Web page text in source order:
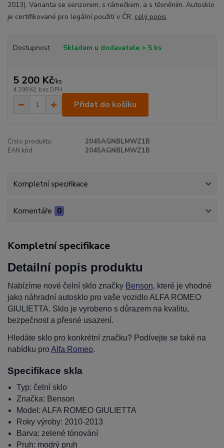
2013). Varianta se senzorem, s rámečkem, a s těsněním. Autosklo
je certifikované pro legální použití v ČR. celý popis
Dostupnost Skladem u dodavatele > 5 ks
5 200 Kč/ks
4 298 Kč bez DPH
Přidat do košíku
Číslo produktu:
2045AGNBLMWZ1B
EAN kód:
2045AGNBLMWZ1B
Kompletní specifikace
Komentáře 0
Kompletní specifikace
Detailní popis produktu
Nabízíme nové čelní sklo značky Benson, které je vhodné
jako náhradní autosklo pro vaše vozidlo ALFA ROMEO
GIULIETTA. Sklo je vyrobeno s důrazem na kvalitu,
bezpečnost a přesné usazení.
Hledáte sklo pro konkrétní značku? Podívejte se také na
nabídku proAlfa Romeo.
Specifikace skla
Typ: čelní sklo
Značka: Benson
Model: ALFA ROMEO GIULIETTA
Roky výroby: 2010-2013
Barva: zelené tónování
Pruh: modrý pruh